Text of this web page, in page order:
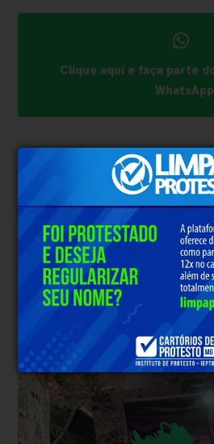
Clique aqui e faça parte
WhatsApp
* O conteúdo de cada comentário é de
realizá-lo. Nos reservamos ao direito de
comentários em desacordo com o
contenham palavras ofensivas.
Comentar